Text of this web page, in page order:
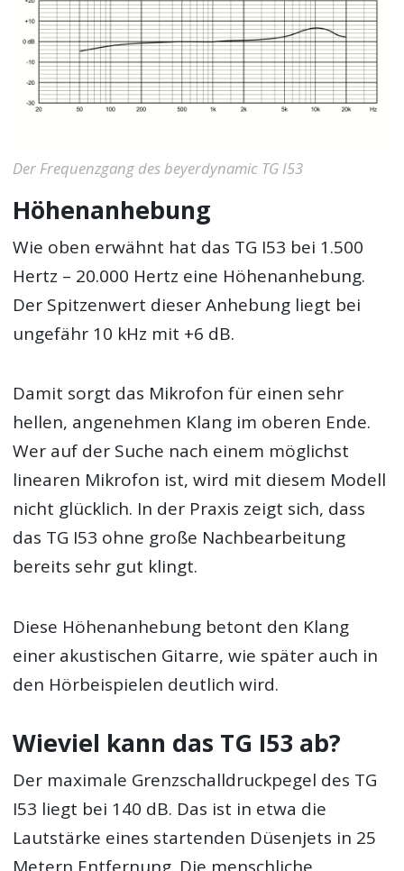
Der Frequenzgang des beyerdynamic TG I53
Höhenanhebung
Wie oben erwähnt hat das TG I53 bei 1.500
Hertz – 20.000 Hertz eine Höhenanhebung.
Der Spitzenwert dieser Anhebung liegt bei
ungefähr 10 kHz mit +6 dB.
Damit sorgt das Mikrofon für einen sehr
hellen, angenehmen Klang im oberen Ende.
Wer auf der Suche nach einem möglichst
linearen Mikrofon ist, wird mit diesem Modell
nicht glücklich. In der Praxis zeigt sich, dass
das TG I53 ohne große Nachbearbeitung
bereits sehr gut klingt.
Diese Höhenanhebung betont den Klang
einer akustischen Gitarre, wie später auch in
den Hörbeispielen deutlich wird.
Wieviel kann das TG I53 ab?
Der maximale Grenzschalldruckpegel des TG
I53 liegt bei 140 dB. Das ist in etwa die
Lautstärke eines startenden Düsenjets in 25